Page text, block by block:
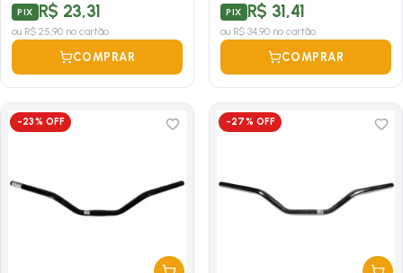
PIX R$ 23,31
ou R$ 25,90 no cartão
COMPRAR
PIX R$ 31,41
ou R$ 34,90 no cartão
COMPRAR
-23% OFF -27% OFF